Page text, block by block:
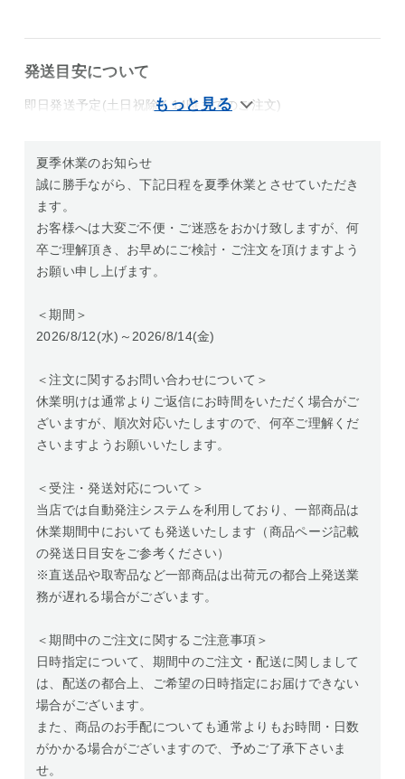
発送目安について
即日発送予定(土日祝除く14時までのご注文)
夏季休業のお知らせ
誠に勝手ながら、下記日程を夏季休業とさせていただき
ます。
お客様へは大変ご不便・ご迷惑をおかけ致しますが、何
卒ご理解頂き、お早めにご検討・ご注文を頂けますよう
お願い申し上げます。
＜期間＞
2026/8/12(水)～2026/8/14(金)
＜注文に関するお問い合わせについて＞
休業明けは通常よりご返信にお時間をいただく場合がご
ざいますが、順次対応いたしますので、何卒ご理解くだ
さいますようお願いいたします。
＜受注・発送対応について＞
当店では自動発注システムを利用しており、一部商品は
休業期間中においても発送いたします（商品ページ記載
の発送日目安をご参考ください）
※直送品や取寄品など一部商品は出荷元の都合上発送業
務が遅れる場合がございます。
＜期間中のご注文に関するご注意事項＞
日時指定について、期間中のご注文・配送に関しまして
は、配送の都合上、ご希望の日時指定にお届けできない
場合がございます。
また、商品のお手配についても通常よりもお時間・日数
がかかる場合がございますので、予めご了承下さいま
せ。